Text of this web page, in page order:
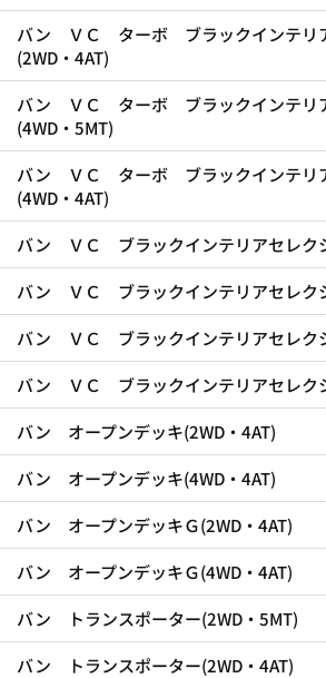
バン ＶＣ ターボ ブラックインテリ
(2WD・4AT)
バン ＶＣ ターボ ブラックインテリ
(4WD・5MT)
バン ＶＣ ターボ ブラックインテリ
(4WD・4AT)
バン ＶＣ ブラックインテリアセレク
バン ＶＣ ブラックインテリアセレク
バン ＶＣ ブラックインテリアセレク
バン ＶＣ ブラックインテリアセレク
バン オープンデッキ(2WD・4AT)
バン オープンデッキ(4WD・4AT)
バン オープンデッキＧ(2WD・4AT)
バン オープンデッキＧ(4WD・4AT)
バン トランスポーター(2WD・5MT)
バン トランスポーター(2WD・4AT)